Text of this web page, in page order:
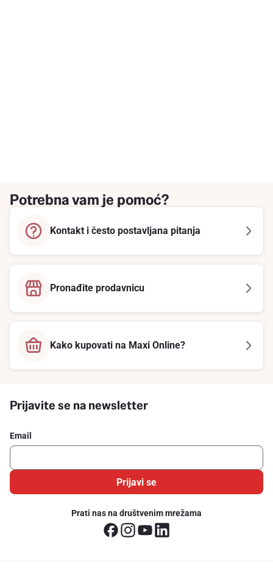
Potrebna vam je pomoć?
Kontakt i često postavljana pitanja
Pronađite prodavnicu
Kako kupovati na Maxi Online?
Prijavite se na newsletter
Email
Prijavi se
Prati nas na društvenim mrežama